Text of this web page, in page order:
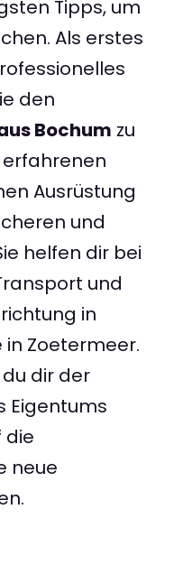
Tipps, um
Als erstes
den
Bochum zu
Ausrüstung
und
helfen dir bei
und
in
Zoetermeer.
dir der
Eigentums
die
neue